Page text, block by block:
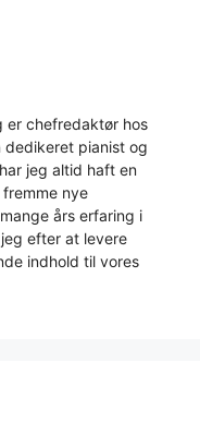
er chefredaktør hos
dedikeret pianist og
jeg altid haft en
nye
års erfaring i
efter at levere
indhold til vores